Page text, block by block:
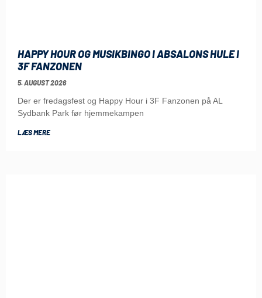
HAPPY HOUR OG MUSIKBINGO I ABSALONS HULE I
3F FANZONEN
5. AUGUST 2026
Der er fredagsfest og Happy Hour i 3F Fanzonen på AL
Sydbank Park før hjemmekampen
LÆS MERE